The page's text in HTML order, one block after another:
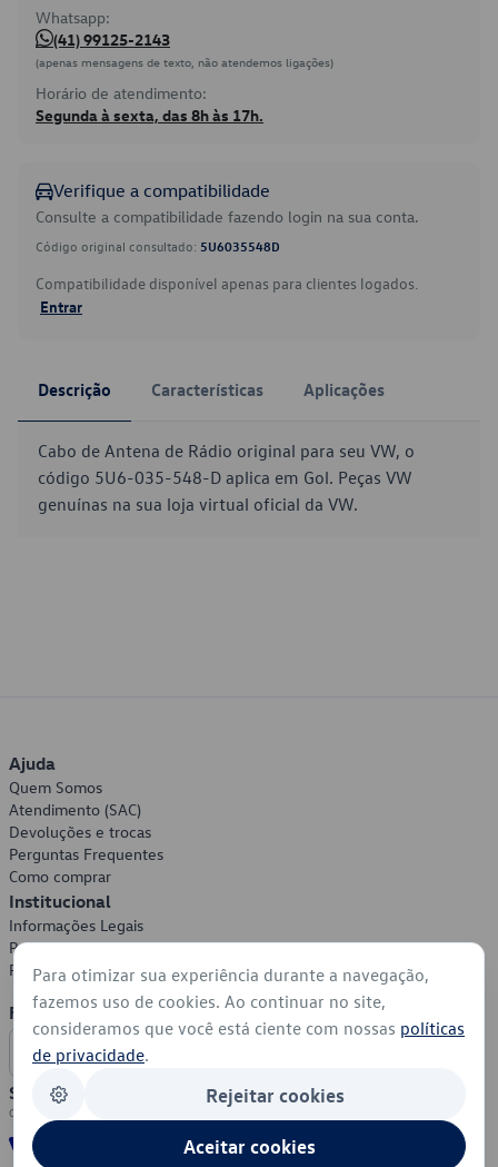
Whatsapp:
(41) 99125-2143
(apenas mensagens de texto, não atendemos ligações)
Horário de atendimento:
Segunda à sexta, das 8h às 17h.
Verifique a compatibilidade
Consulte a compatibilidade fazendo login na sua conta.
Código original consultado: 5U6035548D
Compatibilidade disponível apenas para clientes logados.
Entrar
Descrição Características Aplicações
Cabo de Antena de Rádio original para seu VW, o
código 5U6-035-548-D aplica em Gol. Peças VW
genuínas na sua loja virtual oficial da VW.
Ajuda
Quem Somos
Atendimento (SAC)
Devoluções e trocas
Perguntas Frequentes
Como comprar
Institucional
Informações Legais
Política de Privacidade
Política de Cookies
Formas de Pagamento
Segurança
Para otimizar sua experiência durante a navegação,
fazemos uso de cookies. Ao continuar no site,
consideramos que você está ciente com nossas políticas
de privacidade.
Rejeitar cookies
Aceitar cookies